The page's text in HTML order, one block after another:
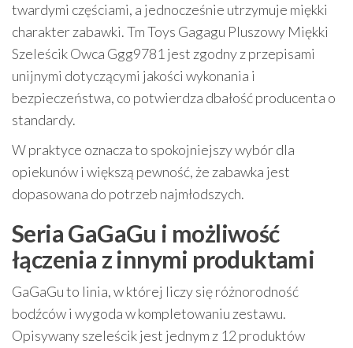
twardymi częściami, a jednocześnie utrzymuje miękki
charakter zabawki. Tm Toys Gagagu Pluszowy Miękki
Szeleścik Owca Ggg9781 jest zgodny z przepisami
unijnymi dotyczącymi jakości wykonania i
bezpieczeństwa, co potwierdza dbałość producenta o
standardy.
W praktyce oznacza to spokojniejszy wybór dla
opiekunów i większą pewność, że zabawka jest
dopasowana do potrzeb najmłodszych.
Seria GaGaGu i możliwość
łączenia z innymi produktami
GaGaGu to linia, w której liczy się różnorodność
bodźców i wygoda w kompletowaniu zestawu.
Opisywany szeleścik jest jednym z 12 produktów